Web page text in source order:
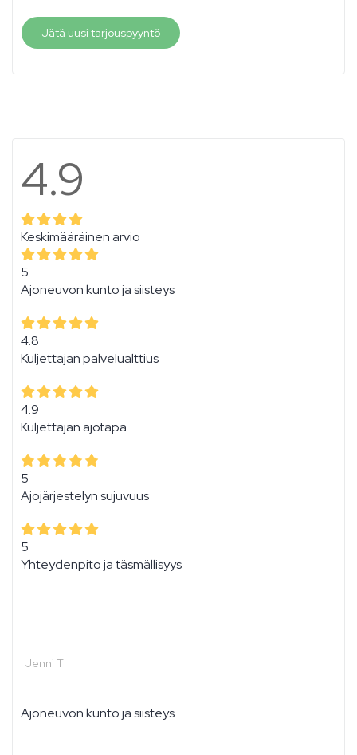
Jätä uusi tarjouspyyntö
4.9
Keskimääräinen arvio
5
Ajoneuvon kunto ja siisteys
4.8
Kuljettajan palvelualttius
4.9
Kuljettajan ajotapa
5
Ajojärjestelyn sujuvuus
5
Yhteydenpito ja täsmällisyys
| Jenni T
Ajoneuvon kunto ja siisteys